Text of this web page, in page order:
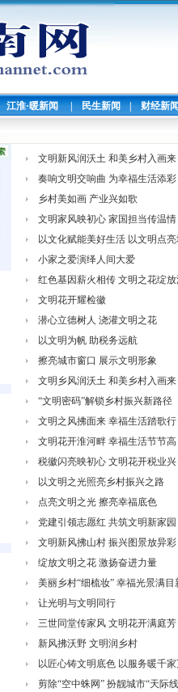
江淮·暖新闻 | 民生新闻 | 财经新
文明新风润沃土 和美乡村入画来
奏响文明交响曲 为幸福生活添彩
乡村美如画 产业兴如歌
文明家风映初心 家国担当传温情
以文化赋能美好生活 以文明点
小家之爱演绎人间大爱
红色基因薪火相传 文明之花绽
文明花开耀检徽
潜心立德树人 浇灌文明之花
以文明为帆 助税务远航
擦亮城市窗口 展示文明形象
文明乡风润沃土 和美乡村入画来
“文明密码”解锁乡村振兴新路径
文明之风拂面来 幸福生活踏歌行
文明花开淮河畔 幸福生活节节高
税徽闪亮映初心 文明花开税业兴
以文明之光照亮乡村振兴之路
点亮文明之光 擦亮幸福底色
党建引领志愿红 共筑文明新家园
文明新风拂山村 振兴图景放异彩
绽放文明之花 激扬奋进力量
美丽乡村“细梳妆” 幸福光景满目
让光明与文明同行
三世同堂传家风 文明花开满庭芳
新风拂沃野 文明润乡村
以匠心铸文明底色 以服务暖千
剪除“空中蛛网” 扮靓城市“天际